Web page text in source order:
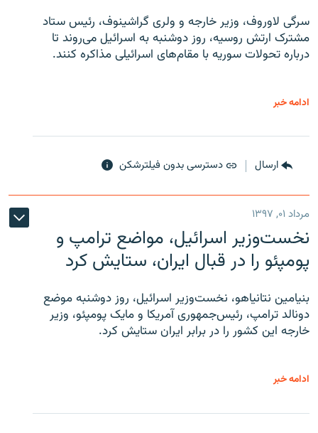
سرگی لاوروف، وزیر خارجه و ولری گراشینوف، رئیس ستاد
مشترک ارتش روسیه، روز دوشنبه به اسرائیل می‌روند تا
درباره تحولات سوریه با مقام‌های اسرائیلی مذاکره کنند.
ادامه خبر
ارسال دسترسی بدون فیلترشکن
مرداد ۰۱, ۱۳۹۷
نخست‌وزیر اسرائیل، مواضع ترامپ و
پومپئو را در قبال ایران، ستایش کرد
بنیامین نتانیاهو، نخست‌وزیر اسرائیل، روز دوشنبه موضع
دونالد ترامپ، رئیس‌جمهوری آمریکا و مایک پومپئو، وزیر
خارجه این کشور را در برابر ایران ستایش کرد.
ادامه خبر